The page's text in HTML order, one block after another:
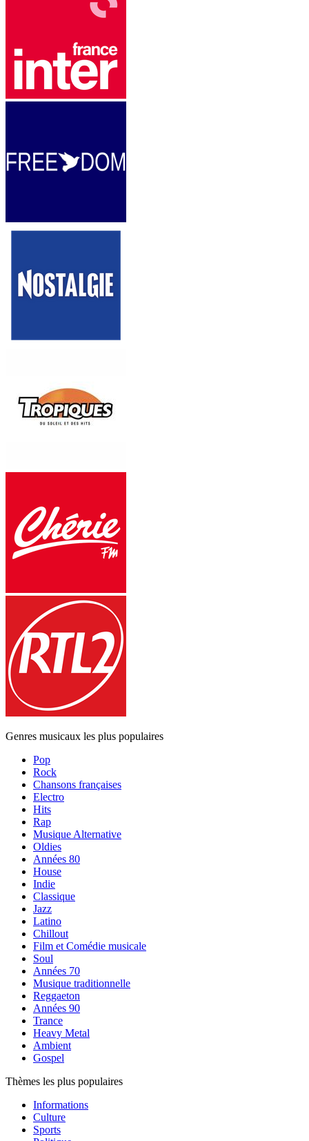
Genres musicaux les plus populaires
Pop
Rock
Chansons françaises
Electro
Hits
Rap
Musique Alternative
Oldies
Années 80
House
Indie
Classique
Jazz
Latino
Chillout
Film et Comédie musicale
Soul
Années 70
Musique traditionnelle
Reggaeton
Années 90
Trance
Heavy Metal
Ambient
Gospel
Thèmes les plus populaires
Informations
Culture
Sports